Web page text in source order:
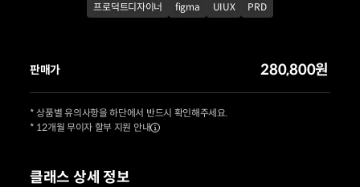
프로덕트디자이너 figma UIUX PRD
클래스 상세 정보
판매가 280,800원
* 상품별 유의사항을 하단에서 반드시 확인해주세요.
* 12개월 무이자 할부 지원 안내